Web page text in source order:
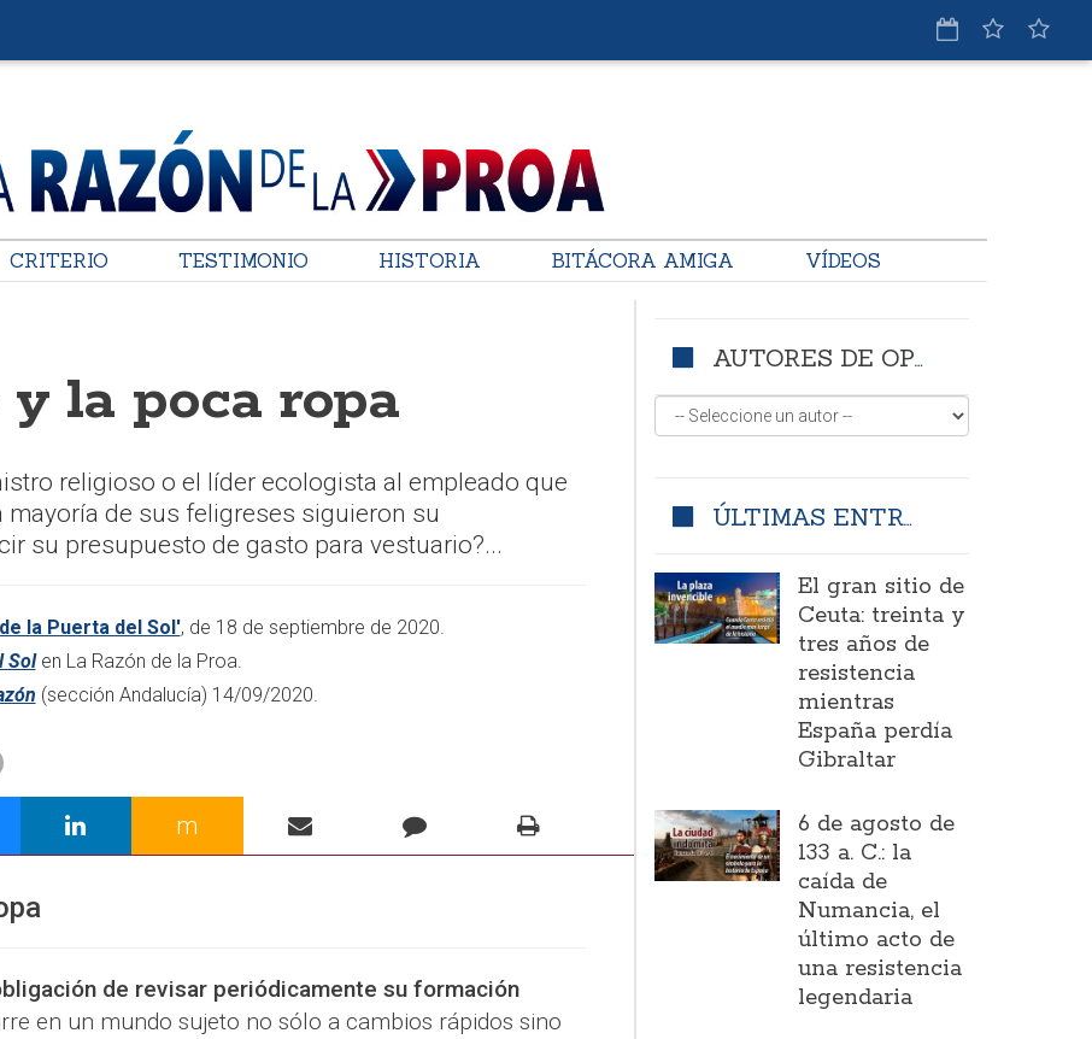
CRITERIO TESTIMONIO HISTORIA BITÁCORA AMIGA VÍDEOS
la poca ropa
religioso o el líder ecologista al empleado que
de sus feligreses siguieron su
su presupuesto de gasto para vestuario?...
la Puerta del Sol', de 18 de septiembre de 2020.
Solen La Razón de la Proa.
(sección Andalucía) 14/09/2020.
m
de revisar periódicamente su formación
en un mundo sujeto no sólo a cambios rápidos sino
AUTORES DE OPINIÓN
ÚLTIMAS ENTRADAS
El gran sitio de
Ceuta: treinta y
tres años de
resistencia
mientras
España perdía
Gibraltar
6 de agosto de
133 a. C.: la
caída de
Numancia, el
último acto de
una resistencia
legendaria